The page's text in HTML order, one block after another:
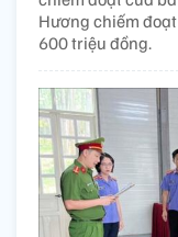
Hương chiếm
600 triệu đồng.